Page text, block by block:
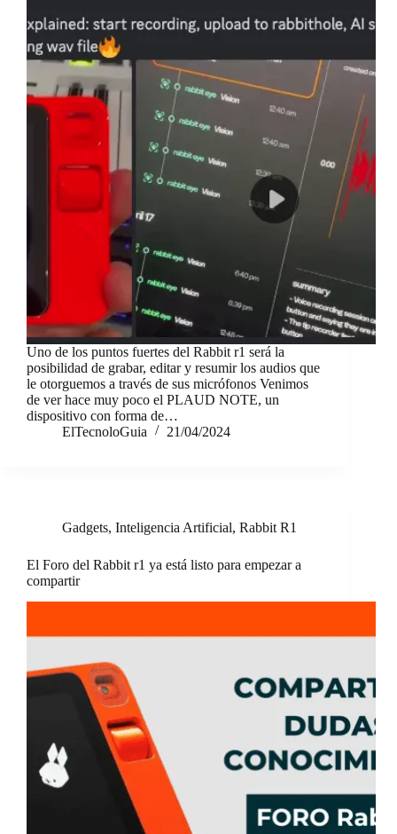
Uno de los puntos fuertes del Rabbit r1 será la
posibilidad de grabar, editar y resumir los audios que
le otorguemos a través de sus micrófonos Venimos
de ver hace muy poco el PLAUD NOTE, un
dispositivo con forma de…
ElTecnoloGuia
21/04/2024
Gadgets, Inteligencia Artificial, Rabbit R1
El Foro del Rabbit r1 ya está listo para empezar a
compartir